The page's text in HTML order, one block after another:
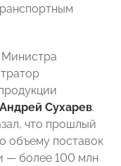
Андрей Сухарев.
что прошлый
объему поставок
— более 100 млн